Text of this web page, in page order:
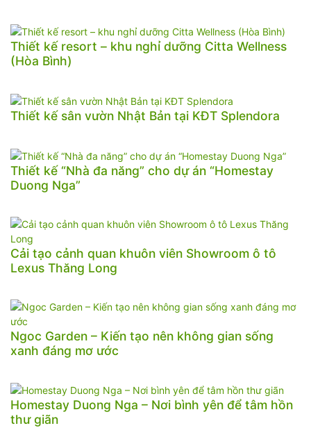
Thiết kế resort – khu nghỉ dưỡng Citta Wellness
(Hòa Bình)
Thiết kế sân vườn Nhật Bản tại KĐT Splendora
Thiết kế “Nhà đa năng” cho dự án “Homestay
Duong Nga”
Cải tạo cảnh quan khuôn viên Showroom ô tô
Lexus Thăng Long
Ngoc Garden – Kiến tạo nên không gian sống
xanh đáng mơ ước
Homestay Duong Nga – Nơi bình yên để tâm hồn
thư giãn